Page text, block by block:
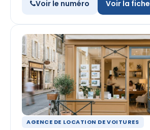
Voir le numéro Voir la fiche
AGENCE DE LOCATION DE VOITURES